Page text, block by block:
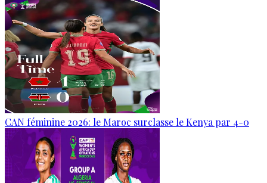
CAN féminine 2026: le Maroc surclasse le Kenya par 4-0